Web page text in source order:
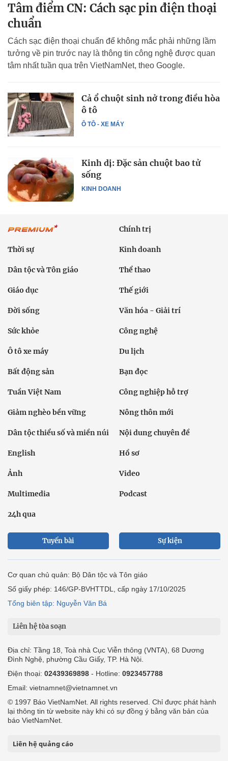
Tâm điểm CN: Cách sạc pin điện thoại
chuẩn
Cách sạc điện thoại chuẩn để không mắc phải những lầm
tưởng về pin trước nay là thông tin công nghệ được quan
tâm nhất tuần qua trên VietNamNet, theo Google.
Ô TÔ - XE MÁY
Cả ổ chuột sinh nở trong điều hòa
ô tô
KINH DOANH
Kinh dị: Đặc sản chuột bao tử
sống
Chính trị
Thời sự Kinh doanh
Dân tộc và Tôn giáo Thể thao
Giáo dục Thế giới
Đời sống Văn hóa - Giải trí
Sức khỏe Công nghệ
Ô tô xe máy Du lịch
Bất động sản Bạn đọc
Tuần Việt Nam Công nghiệp hỗ trợ
Giảm nghèo bền vững Nông thôn mới
Dân tộc thiểu số và miền núi Nội dung chuyên đề
English Hồ sơ
Ảnh Video
Multimedia Podcast
24h qua
Tuyến bài Sự kiện
Cơ quan chủ quản: Bộ Dân tộc và Tôn giáo
Số giấy phép: 146/GP-BVHTTDL, cấp ngày 17/10/2025
Tổng biên tập: Nguyễn Văn Bá
Liên hệ tòa soạn
Địa chỉ: Tầng 18, Toà nhà Cục Viễn thông (VNTA), 68 Dương
Đình Nghệ, phường Cầu Giấy, TP. Hà Nội.
Điện thoại: 02439369898 - Hotline: 0923457788
Email: vietnamnet@vietnamnet.vn
© 1997 Báo VietNamNet. All rights reserved. Chỉ được phát hành
lại thông tin từ website này khi có sự đồng ý bằng văn bản của
báo VietNamNet.
Liên hệ quảng cáo